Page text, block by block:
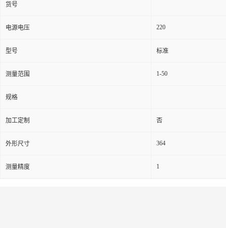
货号
电源电压 220
型号 标准
测量范围 1-50
规格
加工定制 否
外形尺寸 364
测量精度 1